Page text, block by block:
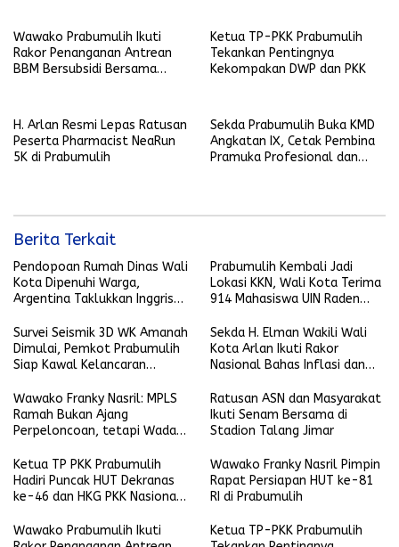
Wawako Prabumulih Ikuti
Rakor Penanganan Antrean
BBM Bersubsidi Bersama
Ketua TP-PKK Prabumulih
Tekankan Pentingnya
Kekompakan DWP dan PKK
H. Arlan Resmi Lepas Ratusan
Peserta Pharmacist NeaRun
5K di Prabumulih
Sekda Prabumulih Buka KMD
Angkatan IX, Cetak Pembina
Pramuka Profesional dan
Berita Terkait
Pendopoan Rumah Dinas Wali
Kota Dipenuhi Warga,
Argentina Taklukkan Inggris
Prabumulih Kembali Jadi
Lokasi KKN, Wali Kota Terima
914 Mahasiswa UIN Raden
Survei Seismik 3D WK Amanah
Dimulai, Pemkot Prabumulih
Siap Kawal Kelancaran
Sekda H. Elman Wakili Wali
Kota Arlan Ikuti Rakor
Nasional Bahas Inflasi dan
Wawako Franky Nasril: MPLS
Ramah Bukan Ajang
Perpeloncoan, tetapi Wadah
Ratusan ASN dan Masyarakat
Ikuti Senam Bersama di
Stadion Talang Jimar
Ketua TP PKK Prabumulih
Hadiri Puncak HUT Dekranas
ke-46 dan HKG PKK Nasional
Wawako Franky Nasril Pimpin
Rapat Persiapan HUT ke-81
RI di Prabumulih
Wawako Prabumulih Ikuti
Ketua TP-PKK Prabumulih